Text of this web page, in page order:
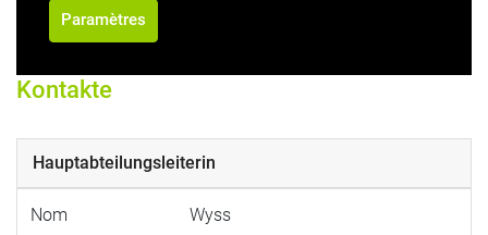
Paramètres
Kontakte
Hauptabteilungsleiterin
Nom Wyss